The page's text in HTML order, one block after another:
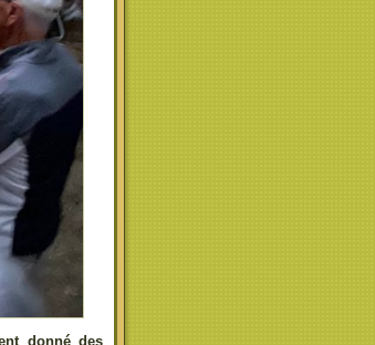
donné des